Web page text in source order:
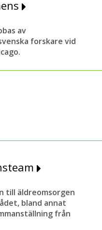
av
forskare vid
till äldreomsorgen
bland annat
från